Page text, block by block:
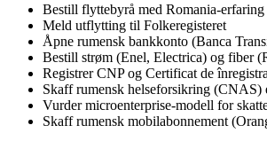
Bestill flyttebyrå med Romania-
Meld utflytting til Folkeregisteret
Åpne rumensk bankkonto (Banca
Bestill strøm (Enel, Electrica) og fiber
Registrer CNP og Certificat de
Skaff rumensk helseforsikring (CNAS)
Vurder microenterprise-modell for
Skaff rumensk mobilabonnement